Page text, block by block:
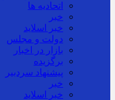
اتحادیه ها
خبر
خبر اسلايد
دولت و مجلس
بازار در اخبار
برگزیده
پیشنهاد سردبیر
خبر
خبر اسلايد